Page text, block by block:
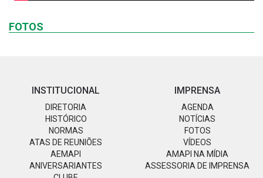
FOTOS
INSTITUCIONAL
DIRETORIA
HISTÓRICO
NORMAS
ATAS DE REUNIÕES
AEMAPI
ANIVERSARIANTES
IMPRENSA
AGENDA
NOTÍCIAS
FOTOS
VÍDEOS
AMAPI NA MÍDIA
ASSESSORIA DE IMPRENSA